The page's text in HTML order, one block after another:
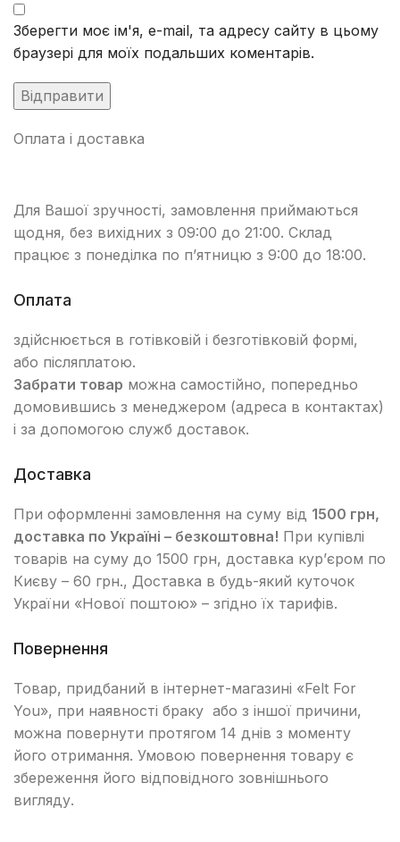
Зберегти моє ім'я, e-mail, та адресу сайту в цьому
браузері для моїх подальших коментарів.
Оплата і доставка
Для Вашої зручності, замовлення приймаються
щодня, без вихідних з 09:00 до 21:00. Склад
працює з понеділка по п’ятницю з 9:00 до 18:00.
Оплата
здійснюється в готівковій і безготівковій формі,
або післяплатою.
Забрати товар можна самостійно, попередньо
домовившись з менеджером (адреса в контактах)
і за допомогою служб доставок.
Доставка
При оформленні замовлення на суму від 1500 грн,
доставка по Україні – безкоштовна! При купівлі
товарів на суму до 1500 грн, доставка кур’єром по
Києву – 60 грн., Доставка в будь-який куточок
України «Нової поштою» – згідно їх тарифів.
Повернення
Товар, придбаний в інтернет-магазині «Felt For
You», при наявності браку або з іншої причини,
можна повернути протягом 14 днів з моменту
його отримання. Умовою повернення товару є
збереження його відповідного зовнішнього
вигляду.